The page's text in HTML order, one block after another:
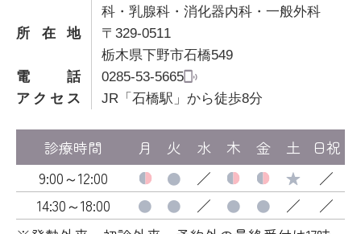
科・乳腺科・消化器内科・一般外科
所在地
〒329-0511
栃木県下野市石橋549
電話
0285-53-5665
アクセス
JR「石橋駅」から徒歩8分